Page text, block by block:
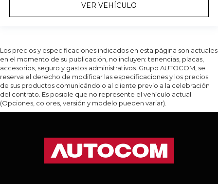
VER VEHÍCULO
Los precios y especificaciones indicados en esta página son actuales
en el momento de su publicación, no incluyen: tenencias, placas,
accesorios, seguro y gastos administrativos. Grupo AUTOCOM, se
reserva el derecho de modificar las especificaciones y los precios
de sus productos comunicándolo al cliente previo a la celebración
del contrato. Es posible que no represente el vehículo actual.
(Opciones, colores, versión y modelo pueden variar).